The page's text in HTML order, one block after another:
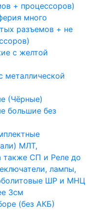
+ процессоров)
много
разъемов + не
с желтой
металлической
(Чёрные)
большие без
МЛТ,
СП и Реле до
лампы,
ШР и МНЦ
3см
(без АКБ)